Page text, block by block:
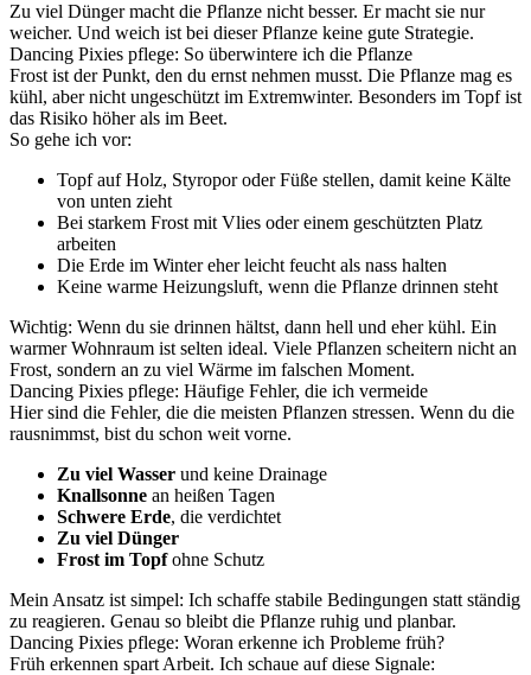
Zu viel Dünger macht die Pflanze nicht besser. Er macht sie nur
weicher. Und weich ist bei dieser Pflanze keine gute Strategie.
Dancing Pixies pflege: So überwintere ich die Pflanze
Frost ist der Punkt, den du ernst nehmen musst. Die Pflanze mag es
kühl, aber nicht ungeschützt im Extremwinter. Besonders im Topf ist
das Risiko höher als im Beet.
So gehe ich vor:
Topf auf Holz, Styropor oder Füße stellen, damit keine Kälte
von unten zieht
Bei starkem Frost mit Vlies oder einem geschützten Platz
arbeiten
Die Erde im Winter eher leicht feucht als nass halten
Keine warme Heizungsluft, wenn die Pflanze drinnen steht
Wichtig: Wenn du sie drinnen hältst, dann hell und eher kühl. Ein
warmer Wohnraum ist selten ideal. Viele Pflanzen scheitern nicht an
Frost, sondern an zu viel Wärme im falschen Moment.
Dancing Pixies pflege: Häufige Fehler, die ich vermeide
Hier sind die Fehler, die die meisten Pflanzen stressen. Wenn du die
rausnimmst, bist du schon weit vorne.
Zu viel Wasser und keine Drainage
Knallsonne an heißen Tagen
Schwere Erde, die verdichtet
Zu viel Dünger
Frost im Topfohne Schutz
Mein Ansatz ist simpel: Ich schaffe stabile Bedingungen statt ständig
zu reagieren. Genau so bleibt die Pflanze ruhig und planbar.
Dancing Pixies pflege: Woran erkenne ich Probleme früh?
Früh erkennen spart Arbeit. Ich schaue auf diese Signale: